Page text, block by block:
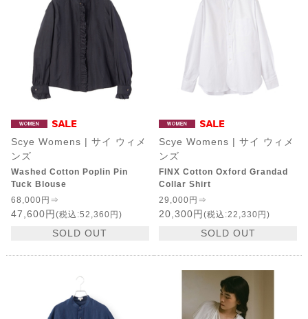
Scye Womens | サイ ウィメ
ンズ
Washed Cotton Poplin Pin
Tuck Blouse
68,000円⇒
47,600円 (税込:52,360円)
SOLD OUT
Scye Womens | サイ ウィメ
ンズ
FINX Cotton Oxford Grandad
Collar Shirt
29,000円⇒
20,300円 (税込:22,330円)
SOLD OUT